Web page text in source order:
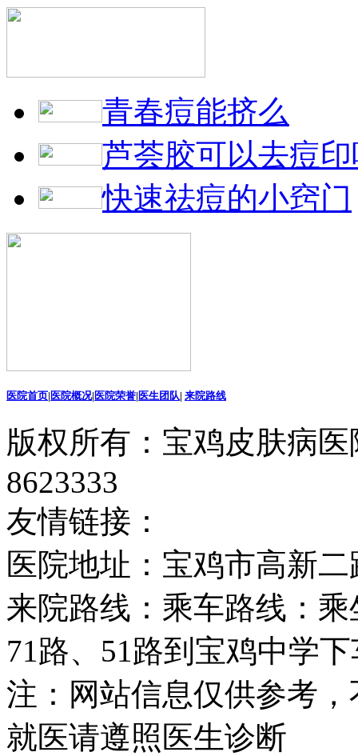
青春痘能挤么
芦荟胶可以去痘
快速祛痘的小窍门
医院首页| 医院概况| 医院荣誉| 医生团队| 来院路线
版权所有：宝鸡皮肤病
8623333
友情链接：
医院地址：宝鸡市高新二
来院路线：乘车路线：
71路、51路到宝鸡中学
注：网站信息仅供参考
就医请遵照医生诊断